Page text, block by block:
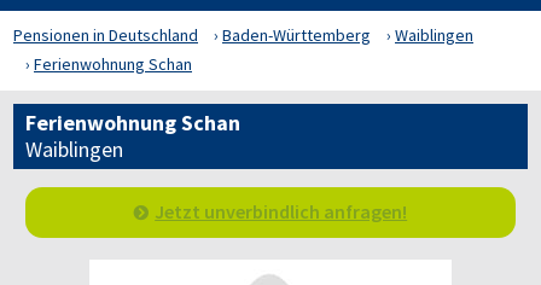
Pensionen in Deutschland Baden-Württemberg
Waiblingen
Ferienwohnung Schan
Ferienwohnung Schan
Waiblingen
Jetzt unverbindlich anfragen!